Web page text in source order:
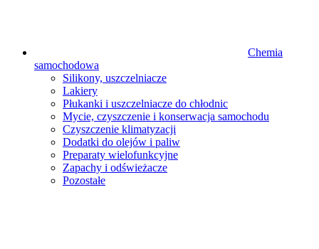
Chemia
samochodowa
Silikony, uszczelniacze
Lakiery
Płukanki i uszczelniacze do chłodnic
Mycie, czyszczenie i konserwacja samochodu
Czyszczenie klimatyzacji
Dodatki do olejów i paliw
Preparaty wielofunkcyjne
Zapachy i odświeżacze
Pozostałe